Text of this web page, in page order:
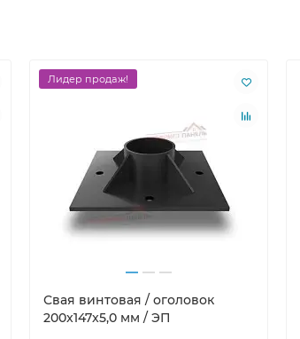
Лидер продаж!
Свая винтовая / оголовок
200x147x5,0 мм / ЭП